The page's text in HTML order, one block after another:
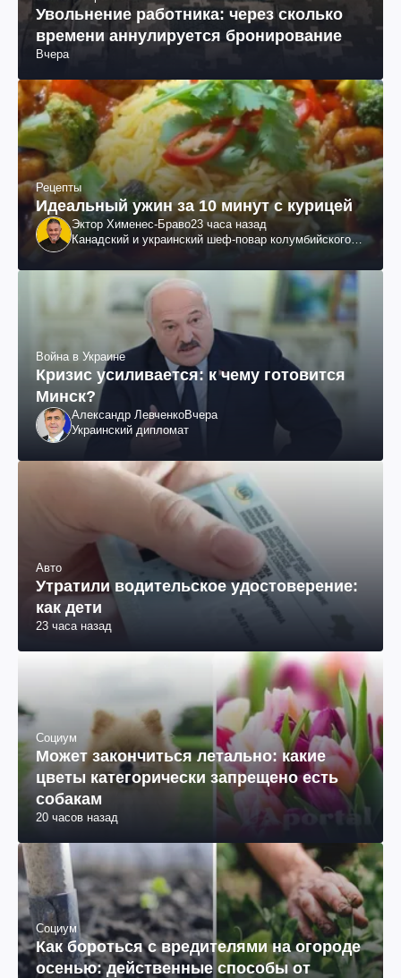
Увольнение работника: через сколько
времени аннулируется бронирование
Вчера
Рецепты
Идеальный ужин за 10 минут с курицей
Эктор Хименес-Браво23 часа назад
Канадский и украинский шеф-повар колумбийского
Война в Украине
Кризис усиливается: к чему готовится
Минск?
Александр ЛевченкоВчера
Украинский дипломат
Авто
Утратили водительское удостоверение:
как дети
23 часа назад
Социум
Может закончиться летально: какие
цветы категорически запрещено есть
собакам
20 часов назад
Социум
Как бороться с вредителями на огороде
осенью: действенные способы от